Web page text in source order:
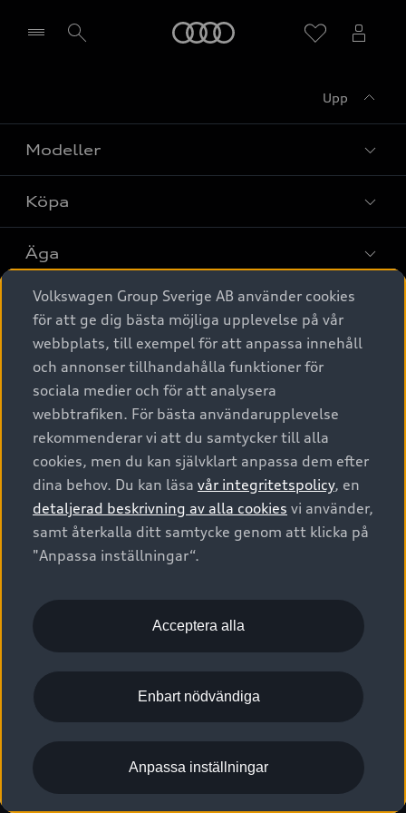
Upp
Modeller
Alla modeller
Elbilar
A6 modellerna
SUV
Avant
Audi Sport
Köpa
Privaterbjudanden
Privatleasing
Nya bilar i lager
Begagnade bilar i lager
Audi approved :plus - så gott som nya
Finansiering
Audi exclusive
Provkörning
Äga
Service & tillbehör
Audi digital services
Originaltillbehör - köp online
Garantier
Försäkring
Digitala manualer för din Audi
Audi Collection – livsstilsartiklar
Vanliga frågor
2G/3G nätet stängs ned - Hur påverkas min bil av detta?
Tjänstebil
Tjänstebil
Business lease online
Företagsleasing
Om Audi Sverige
Kontakta oss
Audi Återförsäljare/-serviceverkstad
myAudi
Pressmeddelanden
Nyhetsbrev
Vårt hållbarhetsarbete
Lediga tjänster huvudkontor
Lediga tjänster hos Audi Återförsäljare
Kommentar till mediauppgifter om dataläcka
© 2026 AUDI SVERIGE. All Rights Reserved.
Utgivare Juridiskt
Juridiskt Audi AG
Juridiskt Audi Digital Giveaway
Anpassa inställningar för cookies
Visselblåsarkanaler
Volkswagen Group Sverige AB använder cookies
för att ge dig bästa möjliga upplevelse på vår
webbplats, till exempel för att anpassa innehåll
och annonser tillhandahålla funktioner för
sociala medier och för att analysera
webbtrafiken. För bästa användarupplevelse
rekommenderar vi att du samtycker till alla
cookies, men du kan självklart anpassa dem efter
dina behov. Du kan läsa vår integritetspolicy, en
detaljerad beskrivning av alla cookies vi använder,
samt återkalla ditt samtycke genom att klicka på
"Anpassa inställningar“.
Acceptera alla
Enbart nödvändiga
Anpassa inställningar